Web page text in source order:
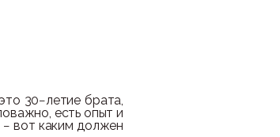
30−летие брата,
есть опыт и
− вот каким должен